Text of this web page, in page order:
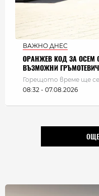
ВАЖНО ДНЕС
ОРАНЖЕВ КОД ЗА ОСЕМ
ВЪЗМОЖНИ
Горещото време ще се
08:32 - 07.08.2026